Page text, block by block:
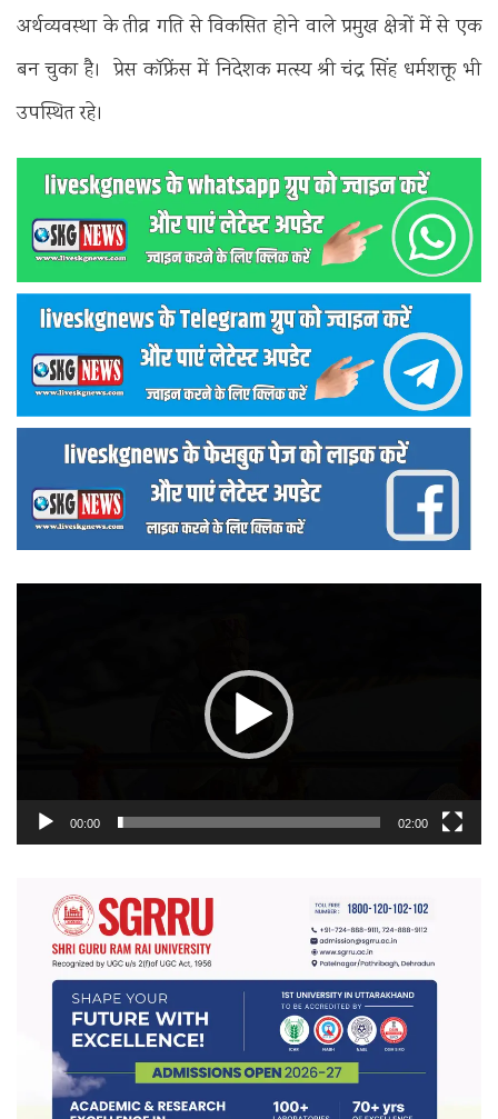
अर्थव्यवस्था के तीव्र गति से विकसित होने वाले प्रमुख क्षेत्रों में से एक
बन चुका है। प्रेस काॅफ्रेंस में निदेशक मत्स्य श्री चंद्र सिंह धर्मशक्तू भी
उपस्थित रहे।
00:00 02:00